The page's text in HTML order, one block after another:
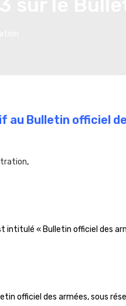
au Bulletin officiel
,
intitulé « Bulletin officiel des
officiel des armées, sous